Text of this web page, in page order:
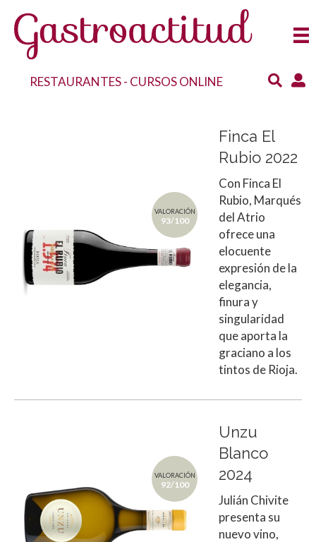
RESTAURANTES- CURSOS ONLINE
VALORACIÓN
93/100
Finca El
Rubio 2022
Con Finca El
Rubio, Marqués
del Atrio
ofrece una
elocuente
expresión de la
elegancia,
finura y
singularidad
que aporta la
graciano a los
tintos de Rioja.
VALORACIÓN
92/100
Unzu
Blanco
2024
Julián Chivite
presenta su
nuevo vino,